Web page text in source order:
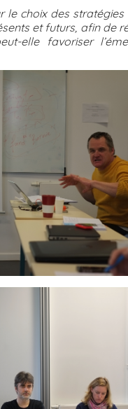
le choix des
et futurs, afin de
elle favoriser